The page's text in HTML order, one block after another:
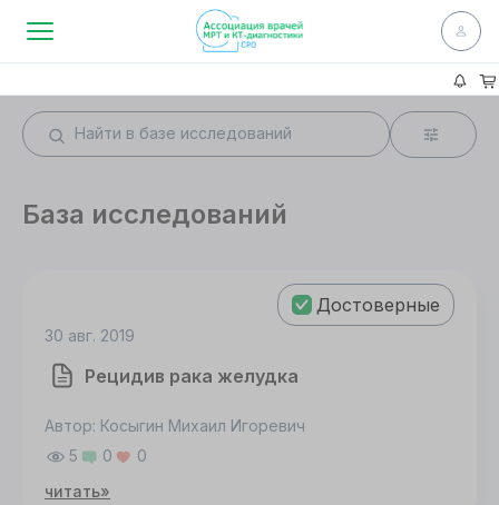
База исследований
Достоверные
30 авг. 2019
Рецидив рака желудка
Автор: Косыгин Михаил Игоревич
5
0
0
читать»